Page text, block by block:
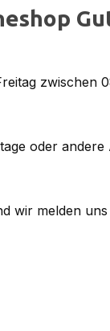
zwischen
oder
wir melden